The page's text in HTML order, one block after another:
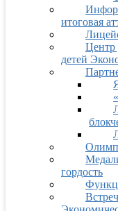
итоговая
Центр
детей
гордость